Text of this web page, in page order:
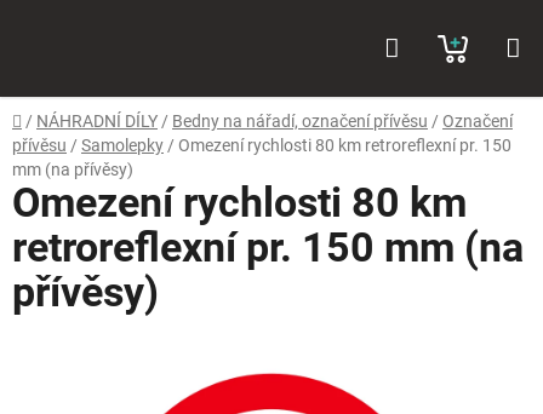
KOŠÍK
Domů
/ NÁHRADNÍ DÍLY / Bedny na nářadí, označení přívěsu / Označení
přívěsu / Samolepky / Omezení rychlosti 80 km retroreflexní pr. 150
mm (na přívěsy)
Omezení rychlosti 80 km
retroreflexní pr. 150 mm (na
přívěsy)